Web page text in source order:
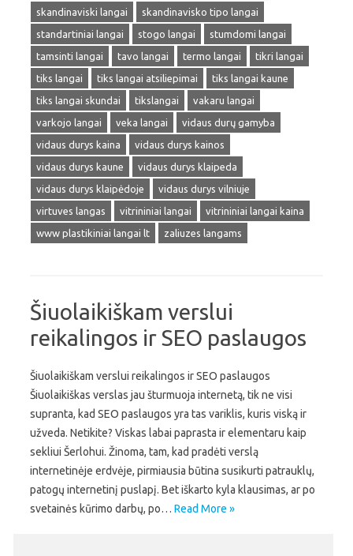
skandinaviski langai
skandinavisko tipo langai
standartiniai langai
stogo langai
stumdomi langai
tamsinti langai
tavo langai termo langai
tikri langai
tiks langai
tiks langai atsiliepimai
tiks langai kaune
tiks langai skundai
tikslangai
vakaru langai
varkojo langai
veka langai
vidaus durų gamyba
vidaus durys kaina
vidaus durys kainos
vidaus durys kaune
vidaus durys klaipeda
vidaus durys klaipėdoje
vidaus durys vilniuje
virtuves langas
vitrininiai langai
vitrininiai langai kaina
www plastikiniai langai lt
zaliuzes langams
Šiuolaikiškam verslui
reikalingos ir SEO paslaugos
Šiuolaikiškam verslui reikalingos ir SEO paslaugos
Šiuolaikiškas verslas jau šturmuoja internetą, tik ne visi
supranta, kad SEO paslaugos yra tas variklis, kuris viską ir
užveda. Netikite? Viskas labai paprasta ir elementaru kaip
sekliui Šerlohui. Žinoma, tam, kad pradėti verslą
internetinėje erdvėje, pirmiausia būtina susikurti patrauklų,
patogų internetinį puslapį. Bet iškarto kyla klausimas, ar po
svetainės kūrimo darbų, po… Read More »